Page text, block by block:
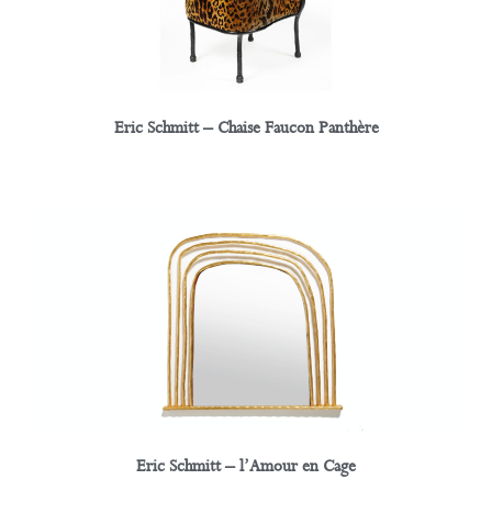
Eric Schmitt – Chaise Faucon Panthère
Eric Schmitt – l’Amour en Cage